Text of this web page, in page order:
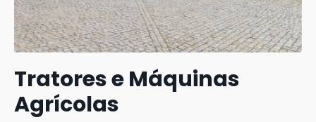
Tratores e Máquinas
Agrícolas